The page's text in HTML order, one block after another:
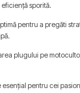
sporită.
pentru a pregăti
plugului pe
pentru cei